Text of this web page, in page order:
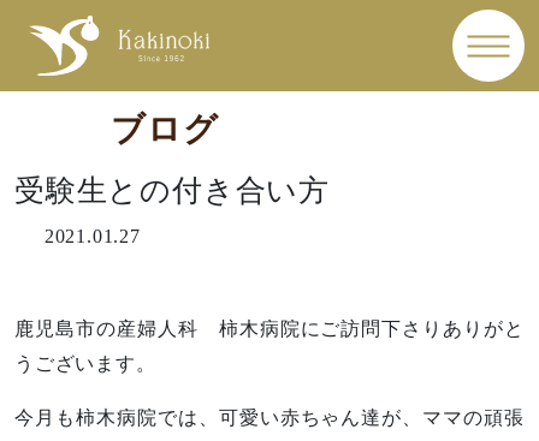
ブログ
受験生との付き合い方
2021.01.27
鹿児島市の産婦人科 柿木病院にご訪問下さりありがと
うございます。
今月も柿木病院では、可愛い赤ちゃん達が、ママの頑張